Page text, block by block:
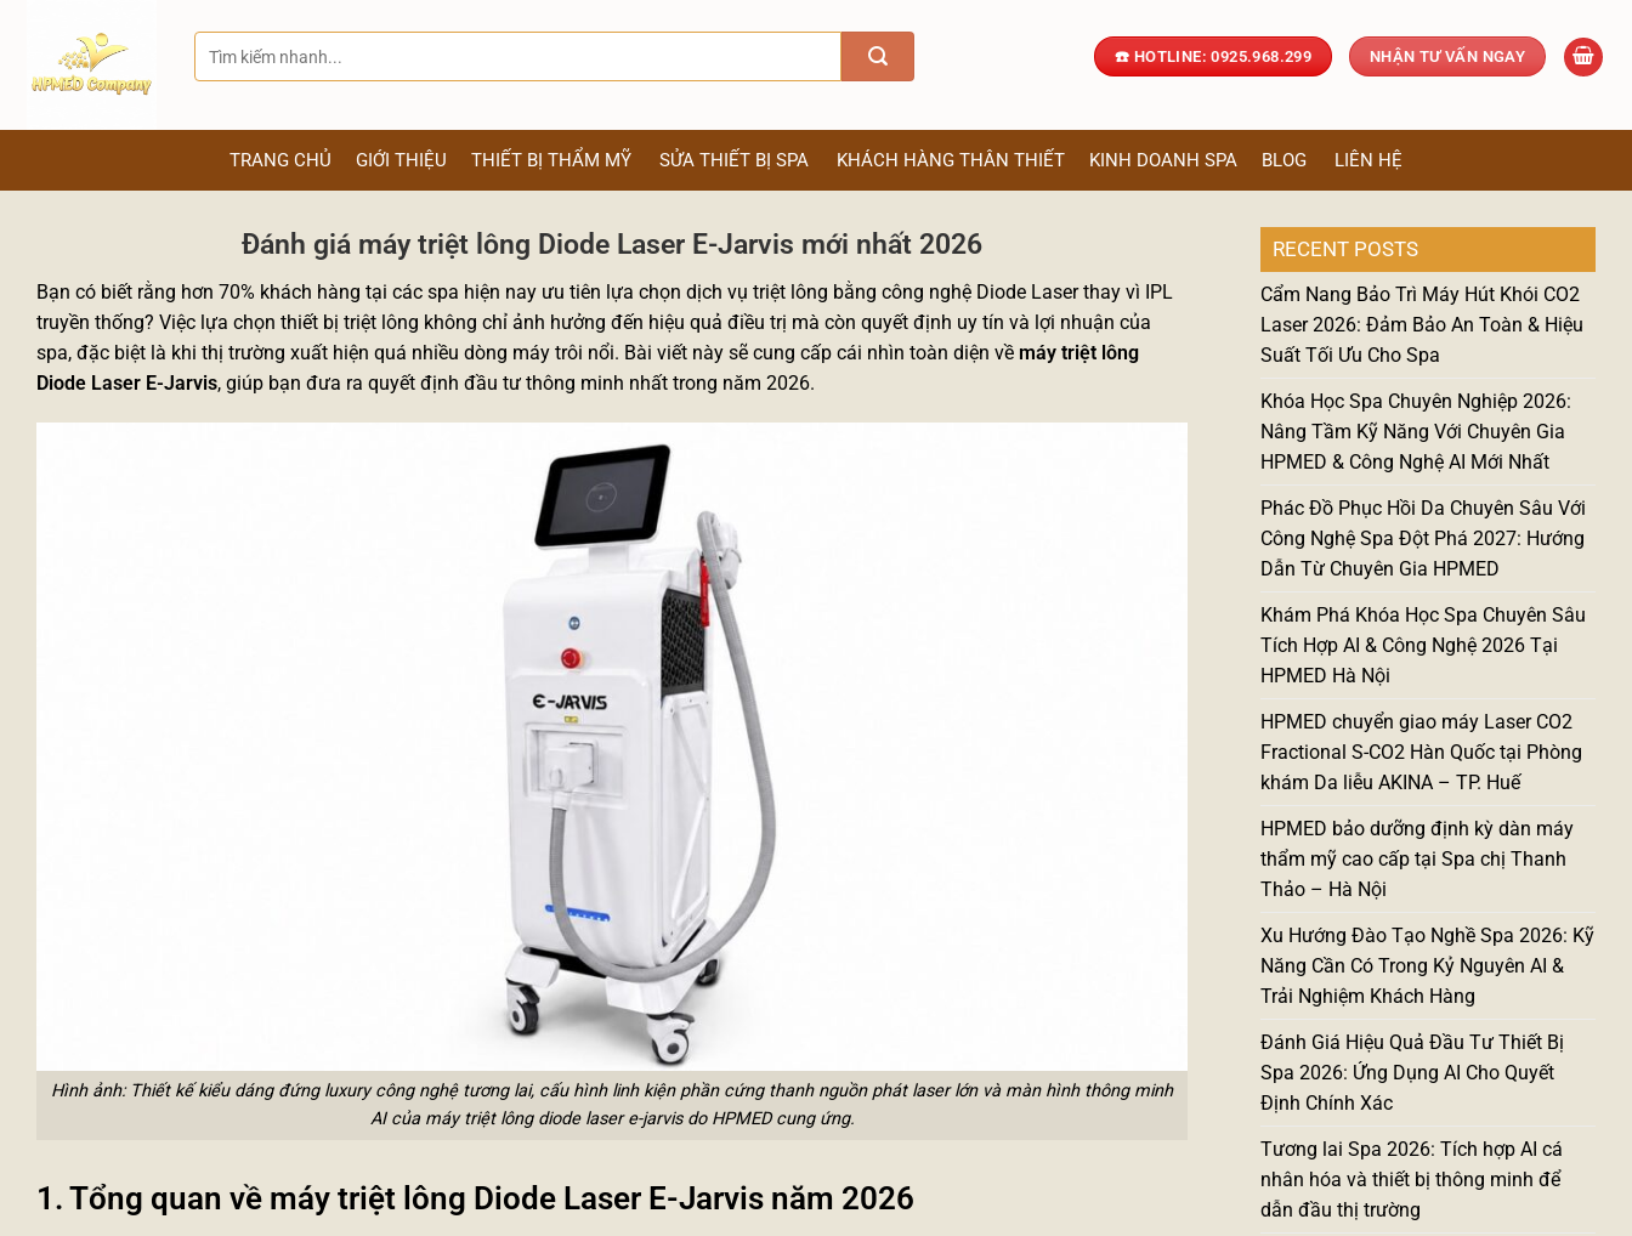
kiếm:
☎️ HOTLINE: 0925.968.299 NHẬN TƯ VẤN NGAY
TRANG CHỦ GIỚI THIỆU THIẾT BỊ THẨM MỸ SỬA THIẾT BỊ SPA KHÁCH HÀNG THÂN THIẾT KINH DOANH SPA BLOG LIÊN HỆ
Đánh giá máy triệt lông Diode Laser E-Jarvis mới nhất 2026
Bạn có biết rằng hơn 70% khách hàng tại các spa hiện nay ưu tiên lựa chọn dịch vụ triệt lông bằng công nghệ Diode Laser thay vì IPL
truyền thống? Việc lựa chọn thiết bị triệt lông không chỉ ảnh hưởng đến hiệu quả điều trị mà còn quyết định uy tín và lợi nhuận của
spa, đặc biệt là khi thị trường xuất hiện quá nhiều dòng máy trôi nổi. Bài viết này sẽ cung cấp cái nhìn toàn diện về máy triệt lông
Diode Laser E-Jarvis, giúp bạn đưa ra quyết định đầu tư thông minh nhất trong năm 2026.
Hình ảnh: Thiết kế kiểu dáng đứng luxury công nghệ tương lai, cấu hình linh kiện phần cứng thanh nguồn phát laser lớn và màn hình thông minh
AI của máy triệt lông diode lasere-jarvis do HPMED cung ứng.
1. Tổng quan về máy triệt lông Diode Laser E-Jarvis năm 2026
RECENT POSTS
Cẩm Nang Bảo Trì Máy Hút Khói CO2
Laser 2026: Đảm Bảo An Toàn & Hiệu
Suất Tối Ưu Cho Spa
Khóa Học Spa Chuyên Nghiệp 2026:
Nâng Tầm Kỹ Năng Với Chuyên Gia
HPMED & Công Nghệ AI Mới Nhất
Phác Đồ Phục Hồi Da Chuyên Sâu Với
Công Nghệ Spa Đột Phá 2027: Hướng
Dẫn Từ Chuyên Gia HPMED
Khám Phá Khóa Học Spa Chuyên Sâu
Tích Hợp AI & Công Nghệ 2026 Tại
HPMED Hà Nội
HPMED chuyển giao máy Laser CO2
Fractional S-CO2 Hàn Quốc tại Phòng
khám Da liễu AKINA – TP. Huế
HPMED bảo dưỡng định kỳ dàn máy
thẩm mỹ cao cấp tại Spa chị Thanh
Thảo – Hà Nội
Xu Hướng Đào Tạo Nghề Spa 2026: Kỹ
Năng Cần Có Trong Kỷ Nguyên AI &
Trải Nghiệm Khách Hàng
Đánh Giá Hiệu Quả Đầu Tư Thiết Bị
Spa 2026: Ứng Dụng AI Cho Quyết
Định Chính Xác
Tương lai Spa 2026: Tích hợp AI cá
nhân hóa và thiết bị thông minh để
dẫn đầu thị trường